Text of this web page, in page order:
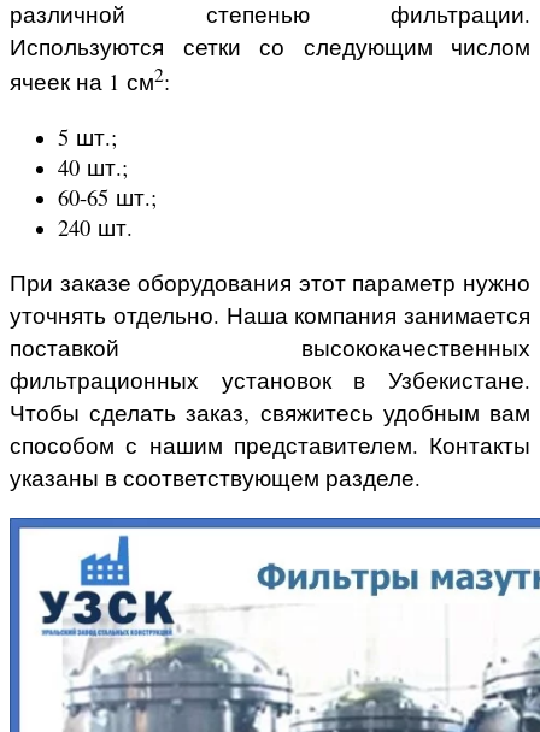
различной степенью фильтрации.
Используются сетки со следующим числом
ячеек на 1 см2:
5 шт.;
40 шт.;
60-65 шт.;
240 шт.
При заказе оборудования этот параметр нужно
уточнять отдельно. Наша компания занимается
поставкой высококачественных
фильтрационных установок в Узбекистане.
Чтобы сделать заказ, свяжитесь удобным вам
способом с нашим представителем. Контакты
указаны в соответствующем разделе.